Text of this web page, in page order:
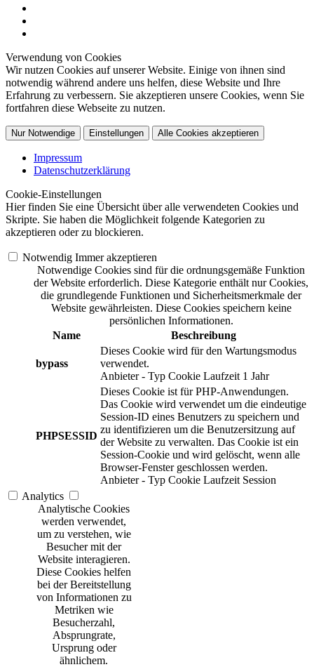
Verwendung von Cookies
Wir nutzen Cookies auf unserer Website. Einige von ihnen sind
notwendig während andere uns helfen, diese Website und Ihre
Erfahrung zu verbessern. Sie akzeptieren unsere Cookies, wenn Sie
fortfahren diese Webseite zu nutzen.
Nur Notwendige Einstellungen Alle Cookies akzeptieren
Impressum
Datenschutzerklärung
Cookie-Einstellungen
Hier finden Sie eine Übersicht über alle verwendeten Cookies und
Skripte. Sie haben die Möglichkeit folgende Kategorien zu
akzeptieren oder zu blockieren.
Notwendig Immer akzeptieren
Notwendige Cookies sind für die ordnungsgemäße Funktion
der Website erforderlich. Diese Kategorie enthält nur Cookies,
die grundlegende Funktionen und Sicherheitsmerkmale der
Website gewährleisten. Diese Cookies speichern keine
persönlichen Informationen.
Name
Beschreibung
bypass
Dieses Cookie wird für den Wartungsmodus
verwendet.
Anbieter - Typ Cookie Laufzeit 1 Jahr
PHPSESSID
Dieses Cookie ist für PHP-Anwendungen.
Das Cookie wird verwendet um die eindeutige
Session-ID eines Benutzers zu speichern und
zu identifizieren um die Benutzersitzung auf
der Website zu verwalten. Das Cookie ist ein
Session-Cookie und wird gelöscht, wenn alle
Browser-Fenster geschlossen werden.
Anbieter - Typ Cookie Laufzeit Session
Analytics
Analytische Cookies
werden verwendet,
um zu verstehen, wie
Besucher mit der
Website interagieren.
Diese Cookies helfen
bei der Bereitstellung
von Informationen zu
Metriken wie
Besucherzahl,
Absprungrate,
Ursprung oder
ähnlichem.